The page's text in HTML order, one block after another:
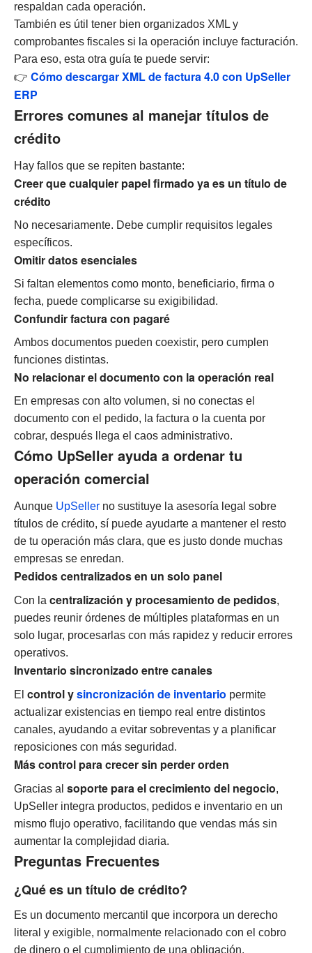
respaldan cada operación.
También es útil tener bien organizados XML y
comprobantes fiscales si la operación incluye facturación.
Para eso, esta otra guía te puede servir:
👉 Cómo descargar XML de factura 4.0 con UpSeller
ERP
Errores comunes al manejar títulos de
crédito
Hay fallos que se repiten bastante:
Creer que cualquier papel firmado ya es un título de
crédito
No necesariamente. Debe cumplir requisitos legales
específicos.
Omitir datos esenciales
Si faltan elementos como monto, beneficiario, firma o
fecha, puede complicarse su exigibilidad.
Confundir factura con pagaré
Ambos documentos pueden coexistir, pero cumplen
funciones distintas.
No relacionar el documento con la operación real
En empresas con alto volumen, si no conectas el
documento con el pedido, la factura o la cuenta por
cobrar, después llega el caos administrativo.
Cómo UpSeller ayuda a ordenar tu
operación comercial
Aunque UpSeller no sustituye la asesoría legal sobre
títulos de crédito, sí puede ayudarte a mantener el resto
de tu operación más clara, que es justo donde muchas
empresas se enredan.
Pedidos centralizados en un solo panel
Con la centralización y procesamiento de pedidos,
puedes reunir órdenes de múltiples plataformas en un
solo lugar, procesarlas con más rapidez y reducir errores
operativos.
Inventario sincronizado entre canales
El control ysincronización de inventario permite
actualizar existencias en tiempo real entre distintos
canales, ayudando a evitar sobreventas y a planificar
reposiciones con más seguridad.
Más control para crecer sin perder orden
Gracias al soporte para el crecimiento del negocio,
UpSeller integra productos, pedidos e inventario en un
mismo flujo operativo, facilitando que vendas más sin
aumentar la complejidad diaria.
Preguntas Frecuentes
¿Qué es un título de crédito?
Es un documento mercantil que incorpora un derecho
literal y exigible, normalmente relacionado con el cobro
de dinero o el cumplimiento de una obligación.